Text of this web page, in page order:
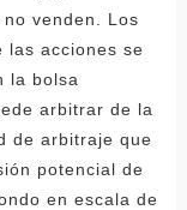
venden. Los
las acciones se
la bolsa
arbitrar de la
de arbitraje que
potencial de
en escala de